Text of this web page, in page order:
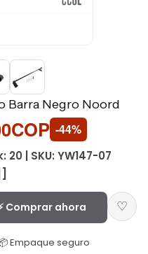
Barra Negro Noord
-44%
20 | SKU: YW147-07
Comprar ahora ♡
Empaque seguro